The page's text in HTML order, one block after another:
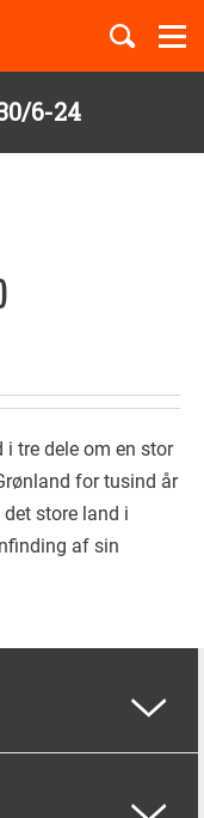
6-24
Temaer
tre dele om en stor
for tusind år
store land i
af sin